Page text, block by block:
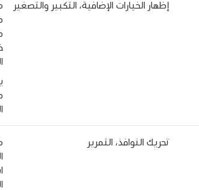
إظهار الخيارات الإضافية، التكبير والتصغير
تحريك النوافذ، التمرير